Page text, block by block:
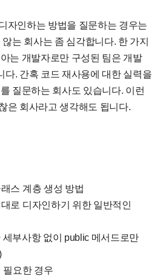
자인하는 방법을 질문하는 경우는
는 회사는 좀 심각합니다. 한 가지
는 개발자로만 구성된 팀은 개발
다. 간혹 코드 재사용에 대한 실력을
질문하는 회사도 있습니다. 이런
은 회사라고 생각해도 됩니다.
스 계층 생성 방법
로 디자인하기 위한 일반적인
부사항 없이 public 메서드로만
요한 경우